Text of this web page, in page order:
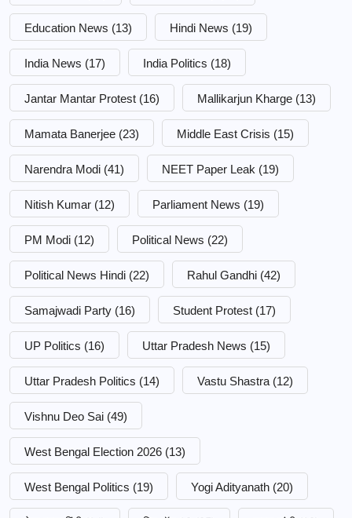
Education News (13) Hindi News (19)
India News (17) India Politics (18)
Jantar Mantar Protest (16) Mallikarjun Kharge (13)
Mamata Banerjee (23) Middle East Crisis (15)
Narendra Modi (41) NEET Paper Leak (19)
Nitish Kumar (12) Parliament News (19)
PM Modi (12) Political News (22)
Political News Hindi (22) Rahul Gandhi (42)
Samajwadi Party (16) Student Protest (17)
UP Politics (16) Uttar Pradesh News (15)
Uttar Pradesh Politics (14) Vastu Shastra (12)
Vishnu Deo Sai (49)
West Bengal Election 2026 (13)
West Bengal Politics (19) Yogi Adityanath (20)